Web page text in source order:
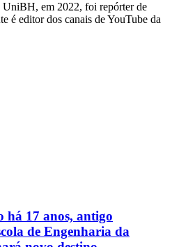
UniBH, em 2022, foi repórter de
é editor dos canais de YouTube da
há 17 anos, antigo
de Engenharia da